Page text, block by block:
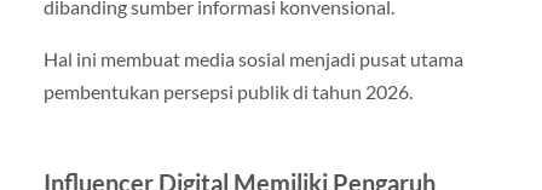
dibanding sumber informasi konvensional.
Hal ini membuat media sosial menjadi pusat utama
pembentukan persepsi publik di tahun 2026.
Influencer Digital Memiliki Pengaruh